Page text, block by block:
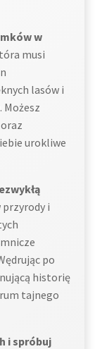
w
musi
lasów i
urokliwe
przyrody i
po
historię
tajnego
i spróbuj